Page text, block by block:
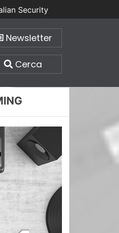
Security
Newsletter
Cerca